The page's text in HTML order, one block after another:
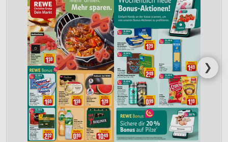
❯